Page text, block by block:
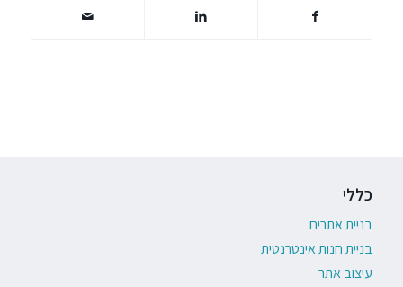
כללי
בניית אתרים
בניית חנות אינטרנטית
עיצוב אתר